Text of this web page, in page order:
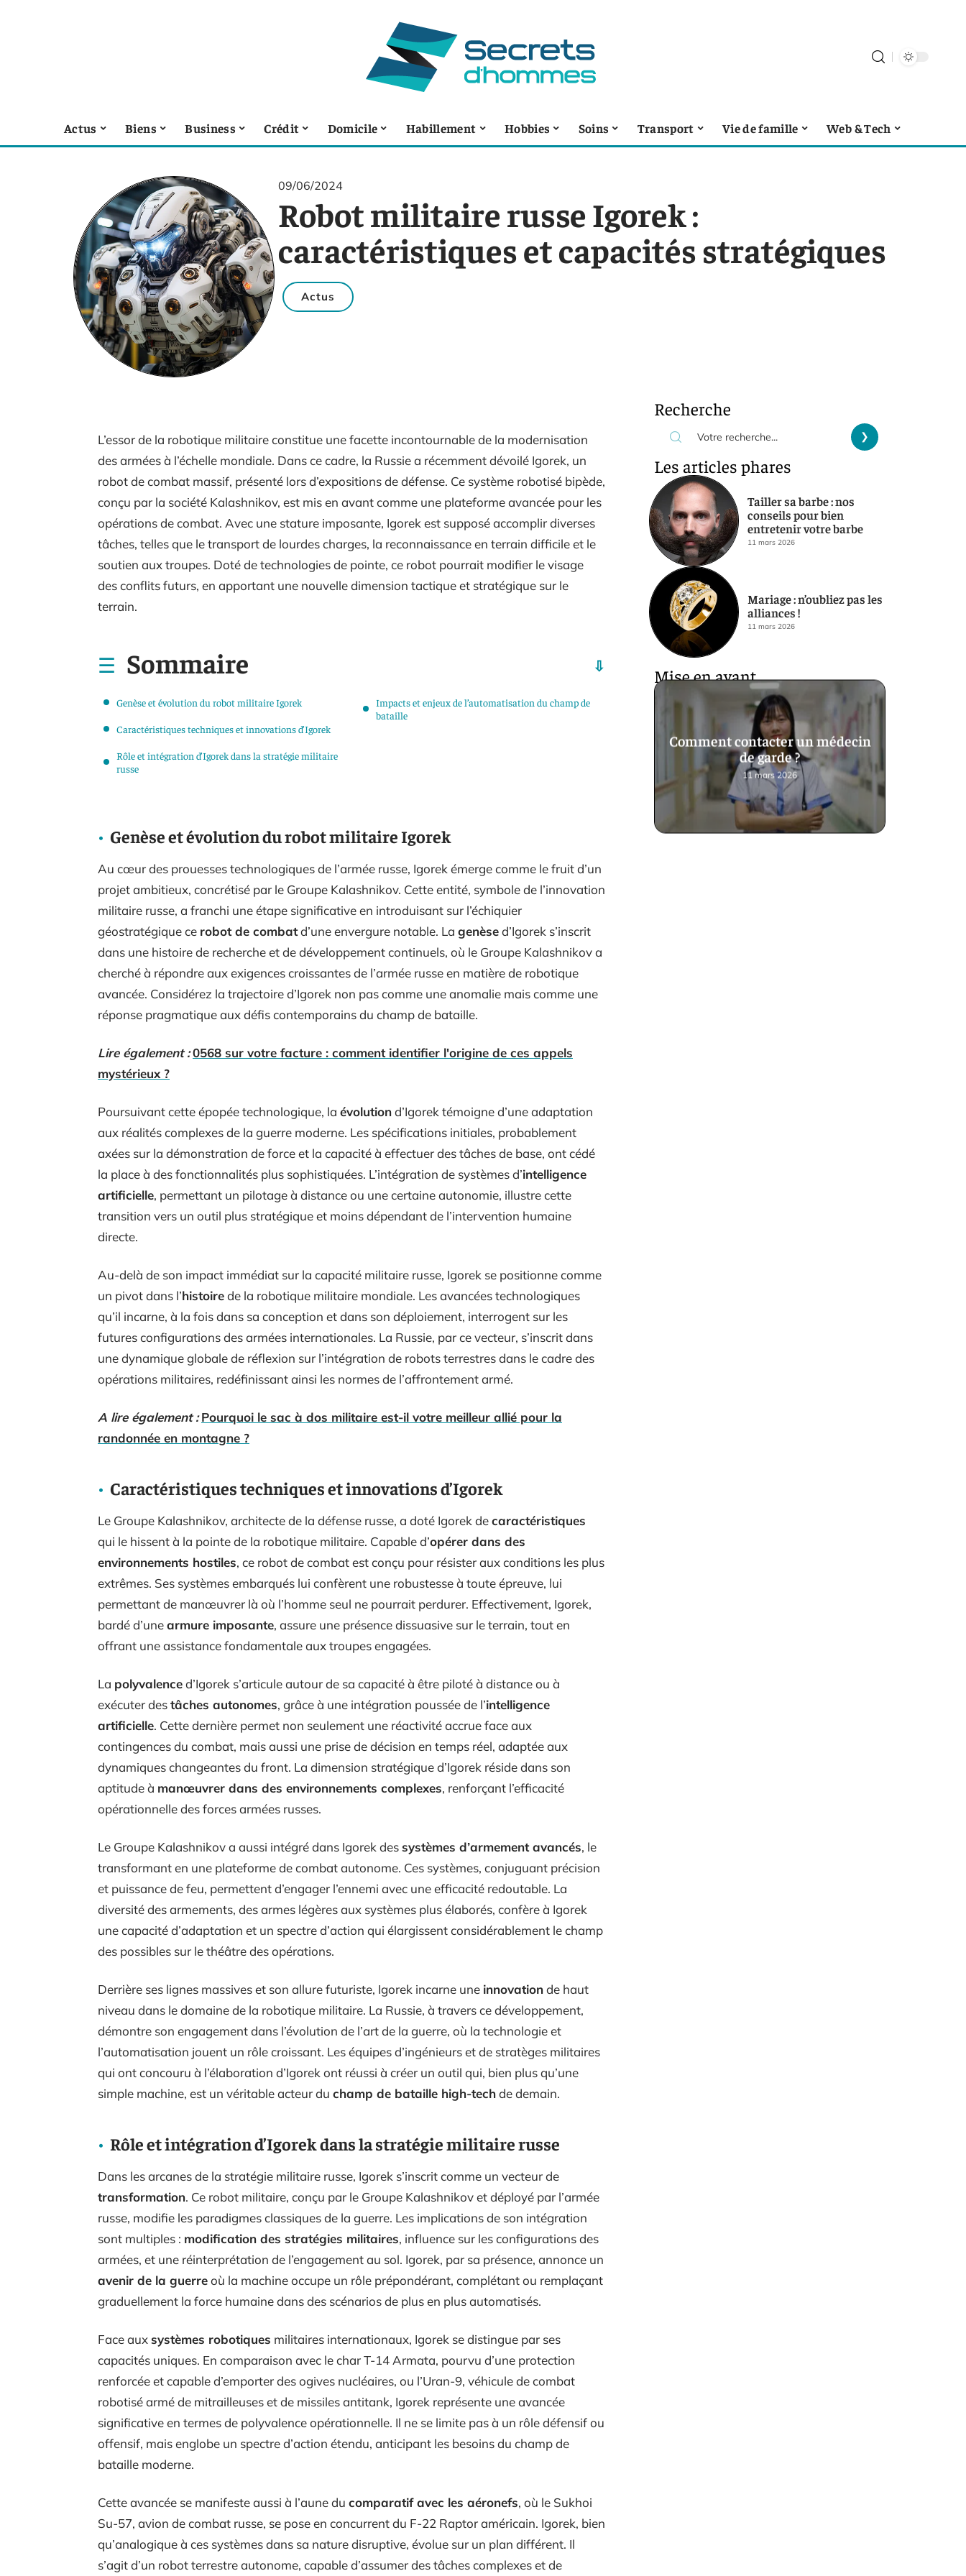
Actus Biens Business Crédit Domicile Habillement Hobbies Soins Transport Vie de famille Web & Tech
09/06/2024
Robot militaire russe Igorek :
caractéristiques et capacités stratégiques
Actus
L’essor de la robotique militaire constitue une facette incontournable de la modernisation
des armées à l’échelle mondiale. Dans ce cadre, la Russie a récemment dévoilé Igorek, un
robot de combat massif, présenté lors d’expositions de défense. Ce système robotisé bipède,
conçu par la société Kalashnikov, est mis en avant comme une plateforme avancée pour les
opérations de combat. Avec une stature imposante, Igorek est supposé accomplir diverses
tâches, telles que le transport de lourdes charges, la reconnaissance en terrain difficile et le
soutien aux troupes. Doté de technologies de pointe, ce robot pourrait modifier le visage
des conflits futurs, en apportant une nouvelle dimension tactique et stratégique sur le
terrain.
Sommaire
Genèse et évolution du robot militaire Igorek
Caractéristiques techniques et innovations d’Igorek
Rôle et intégration d’Igorek dans la stratégie militaire
russe
Impacts et enjeux de l’automatisation du champ de
bataille
Genèse et évolution du robot militaire Igorek
Au cœur des prouesses technologiques de l’armée russe, Igorek émerge comme le fruit d’un
projet ambitieux, concrétisé par le Groupe Kalashnikov. Cette entité, symbole de l’innovation
militaire russe, a franchi une étape significative en introduisant sur l’échiquier
géostratégique ce robot de combatd’une envergure notable. La genèsed’Igorek s’inscrit
dans une histoire de recherche et de développement continuels, où le Groupe Kalashnikov a
cherché à répondre aux exigences croissantes de l’armée russe en matière de robotique
avancée. Considérez la trajectoire d’Igorek non pas comme une anomalie mais comme une
réponse pragmatique aux défis contemporains du champ de bataille.
Lire également :0568 sur votre facture : comment identifier l'origine de ces appels
mystérieux ?
Poursuivant cette épopée technologique, la évolutiond’Igorek témoigne d’une adaptation
aux réalités complexes de la guerre moderne. Les spécifications initiales, probablement
axées sur la démonstration de force et la capacité à effectuer des tâches de base, ont cédé
la place à des fonctionnalités plus sophistiquées. L’intégration de systèmes d’intelligence
artificielle, permettant un pilotage à distance ou une certaine autonomie, illustre cette
transition vers un outil plus stratégique et moins dépendant de l’intervention humaine
directe.
Au-delà de son impact immédiat sur la capacité militaire russe, Igorek se positionne comme
un pivot dans l’histoirede la robotique militaire mondiale. Les avancées technologiques
qu’il incarne, à la fois dans sa conception et dans son déploiement, interrogent sur les
futures configurations des armées internationales. La Russie, par ce vecteur, s’inscrit dans
une dynamique globale de réflexion sur l’intégration de robots terrestres dans le cadre des
opérations militaires, redéfinissant ainsi les normes de l’affrontement armé.
A lire également : Pourquoi le sac à dos militaire est-il votre meilleur allié pour la
randonnée en montagne ?
Caractéristiques techniques et innovations d’Igorek
Le Groupe Kalashnikov, architecte de la défense russe, a doté Igorek decaractéristiques
qui le hissent à la pointe de la robotique militaire. Capable d’opérer dans des
environnements hostiles, ce robot de combat est conçu pour résister aux conditions les plus
extrêmes. Ses systèmes embarqués lui confèrent une robustesse à toute épreuve, lui
permettant de manœuvrer là où l’homme seul ne pourrait perdurer. Effectivement, Igorek,
bardé d’unearmure imposante, assure une présence dissuasive sur le terrain, tout en
offrant une assistance fondamentale aux troupes engagées.
La polyvalenced’Igorek s’articule autour de sa capacité à être piloté à distance ou à
exécuter destâches autonomes, grâce à une intégration poussée de l’intelligence
artificielle. Cette dernière permet non seulement une réactivité accrue face aux
contingences du combat, mais aussi une prise de décision en temps réel, adaptée aux
dynamiques changeantes du front. La dimension stratégique d’Igorek réside dans son
aptitude à manœuvrer dans des environnements complexes, renforçant l’efficacité
opérationnelle des forces armées russes.
Le Groupe Kalashnikov a aussi intégré dans Igorek dessystèmes d’armement avancés, le
transformant en une plateforme de combat autonome. Ces systèmes, conjuguant précision
et puissance de feu, permettent d’engager l’ennemi avec une efficacité redoutable. La
diversité des armements, des armes légères aux systèmes plus élaborés, confère à Igorek
une capacité d’adaptation et un spectre d’action qui élargissent considérablement le champ
des possibles sur le théâtre des opérations.
Derrière ses lignes massives et son allure futuriste, Igorek incarne une innovationde haut
niveau dans le domaine de la robotique militaire. La Russie, à travers ce développement,
démontre son engagement dans l’évolution de l’art de la guerre, où la technologie et
l’automatisation jouent un rôle croissant. Les équipes d’ingénieurs et de stratèges militaires
qui ont concouru à l’élaboration d’Igorek ont réussi à créer un outil qui, bien plus qu’une
simple machine, est un véritable acteur du champ de bataille high-techde demain.
Rôle et intégration d’Igorek dans la stratégie militaire russe
Dans les arcanes de la stratégie militaire russe, Igorek s’inscrit comme un vecteur de
transformation. Ce robot militaire, conçu par le Groupe Kalashnikov et déployé par l’armée
russe, modifie les paradigmes classiques de la guerre. Les implications de son intégration
sont multiples : modification des stratégies militaires, influence sur les configurations des
armées, et une réinterprétation de l’engagement au sol. Igorek, par sa présence, annonce un
avenir de la guerreoù la machine occupe un rôle prépondérant, complétant ou remplaçant
graduellement la force humaine dans des scénarios de plus en plus automatisés.
Face auxsystèmes robotiques militaires internationaux, Igorek se distingue par ses
capacités uniques. En comparaison avec le char T-14 Armata, pourvu d’une protection
renforcée et capable d’emporter des ogives nucléaires, ou l’Uran-9, véhicule de combat
robotisé armé de mitrailleuses et de missiles antitank, Igorek représente une avancée
significative en termes de polyvalence opérationnelle. Il ne se limite pas à un rôle défensif ou
offensif, mais englobe un spectre d’action étendu, anticipant les besoins du champ de
bataille moderne.
Cette avancée se manifeste aussi à l’aune du comparatif avec les aéronefs, où le Sukhoi
Su-57, avion de combat russe, se pose en concurrent du F-22 Raptor américain. Igorek, bien
qu’analogique à ces systèmes dans sa nature disruptive, évolue sur un plan différent. Il
s’agit d’un robot terrestre autonome, capable d’assumer des tâches complexes et de
Recherche
Les articles phares
Tailler sa barbe : nos
conseils pour bien
entretenir votre barbe
11 mars 2026
Mariage : n’oubliez pas les
alliances !
11 mars 2026
Mise en avant
Comment contacter un médecin
de garde ?
11 mars 2026